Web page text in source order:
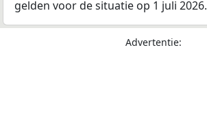
gelden voor de situatie op 1 juli 2026.
Advertentie: